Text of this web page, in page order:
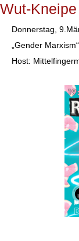
Wut-
Donnerstag,
„Gender
Host: